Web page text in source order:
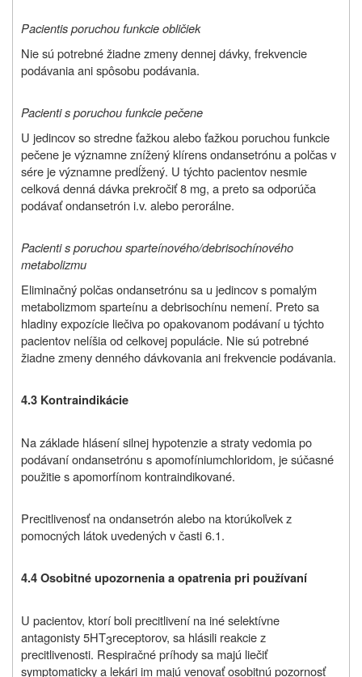
Pacientis poruchou funkcie obličiek
Nie sú potrebné žiadne zmeny dennej dávky, frekvencie
podávania ani spôsobu podávania.
Pacienti s poruchou funkcie pečene
U jedincov so stredne ťažkou alebo ťažkou poruchou funkcie
pečene je významne znížený klírens ondansetrónu a polčas v
sére je významne predĺžený. U týchto pacientov nesmie
celková denná dávka prekročiť 8 mg, a preto sa odporúča
podávať ondansetrón i.v. alebo perorálne.
Pacienti s poruchou sparteínového/debrisochínového
metabolizmu
Eliminačný polčas ondansetrónu sa u jedincov s pomalým
metabolizmom sparteínu a debrisochínu nemení. Preto sa
hladiny expozície liečiva po opakovanom podávaní u týchto
pacientov nelíšia od celkovej populácie. Nie sú potrebné
žiadne zmeny denného dávkovania ani frekvencie podávania.
4.3 Kontraindikácie
Na základe hlásení silnej hypotenzie a straty vedomia po
podávaní ondansetrónu s apomofíniumchloridom, je súčasné
použitie s apomorfínom kontraindikované.
Precitlivenosť na ondansetrón alebo na ktorúkoľvek z
pomocných látok uvedených v časti 6.1.
4.4Osobitné upozornenia a opatrenia pri používaní
U pacientov, ktorí boli precitlivení na iné selektívne
antagonisty 5HT3receptorov, sa hlásili reakcie z
precitlivenosti. Respiračné príhody sa majú liečiť
symptomaticky a lekári im majú venovať osobitnú pozornosť